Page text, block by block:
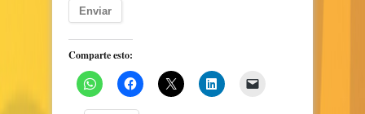
Comparte esto: